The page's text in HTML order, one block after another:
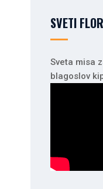
SVETI
Sveta misa
blagoslov